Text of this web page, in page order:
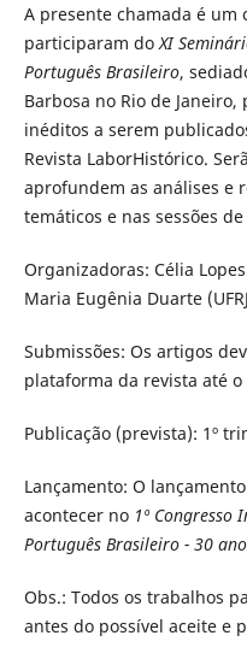
A presente chamada é um
participaram doXI
Português Brasileiro,
Barbosa no Rio de
inéditos a serem
Revista LaborHistórico.
aprofundem as análises e
temáticos e nas sessões
Organizadoras: Célia Lopes
Maria Eugênia Duarte
Submissões: Os artigos
plataforma da revista até o
Publicação (prevista): 1º
Lançamento: O
acontecer no 1º
Português Brasileiro - 30
Obs.: Todos os trabalhos
antes do possível aceite e